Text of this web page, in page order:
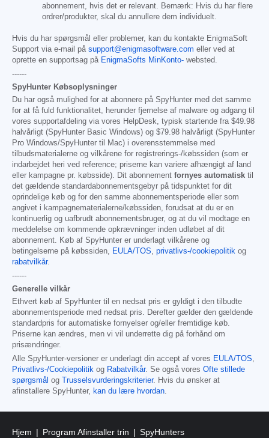
abonnement, hvis det er relevant. Bemærk: Hvis du har flere
ordrer/produkter, skal du annullere dem individuelt.
Hvis du har spørgsmål eller problemer, kan du kontakte EnigmaSoft
Support via e-mail på support@enigmasoftware.com eller ved at
oprette en supportsag på EnigmaSofts MinKonto- websted.
------
SpyHunter Købsoplysninger
Du har også mulighed for at abonnere på SpyHunter med det samme
for at få fuld funktionalitet, herunder fjernelse af malware og adgang til
vores supportafdeling via vores HelpDesk, typisk startende fra $49.98
halvårligt (SpyHunter Basic Windows) og $79.98 halvårligt (SpyHunter
Pro Windows/SpyHunter til Mac) i overensstemmelse med
tilbudsmaterialerne og vilkårene for registrerings-/købssiden (som er
indarbejdet heri ved reference; priserne kan variere afhængigt af land
eller kampagne pr. købsside). Dit abonnement fornyes automatisk til
det gældende standardabonnementsgebyr på tidspunktet for dit
oprindelige køb og for den samme abonnementsperiode eller som
angivet i kampagnematerialerne/købssiden, forudsat at du er en
kontinuerlig og uafbrudt abonnementsbruger, og at du vil modtage en
meddelelse om kommende opkrævninger inden udløbet af dit
abonnement. Køb af SpyHunter er underlagt vilkårene og
betingelserne på købssiden, EULA/TOS, privatlivs-/cookiepolitik og
rabatvilkår.
------
Generelle vilkår
Ethvert køb af SpyHunter til en nedsat pris er gyldigt i den tilbudte
abonnementsperiode med nedsat pris. Derefter gælder den gældende
standardpris for automatiske fornyelser og/eller fremtidige køb.
Priserne kan ændres, men vi vil underrette dig på forhånd om
prisændringer.
Alle SpyHunter-versioner er underlagt din accept af vores EULA/TOS,
Privatlivs-/Cookiepolitik og Rabatvilkår. Se også vores Ofte stillede
spørgsmål og Trusselsvurderingskriterier. Hvis du ønsker at
afinstallere SpyHunter, kan du lære hvordan.
Hjem Program Afinstaller trin SpyHunters